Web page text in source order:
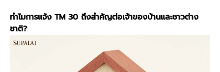
ทำไมการแจ้ง TM 30 ถึงสำคัญต่อเจ้าของบ้านและชาวต่าง
ชาติ?